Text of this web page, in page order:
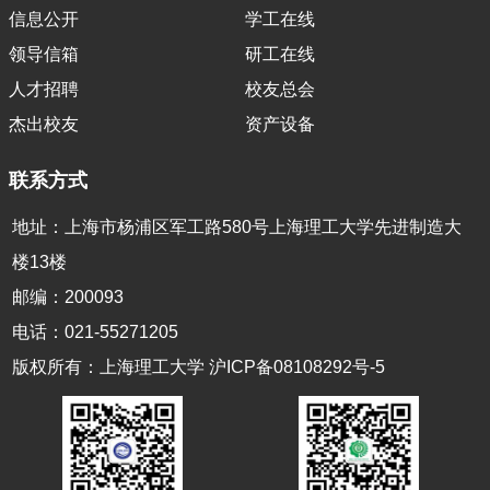
信息公开
学工在线
领导信箱
研工在线
人才招聘
校友总会
杰出校友
资产设备
联系方式
地址：上海市杨浦区军工路580号上海理工大学先进制造大
楼13楼
邮编：200093
电话：021-55271205
版权所有：上海理工大学 沪ICP备08108292号-5